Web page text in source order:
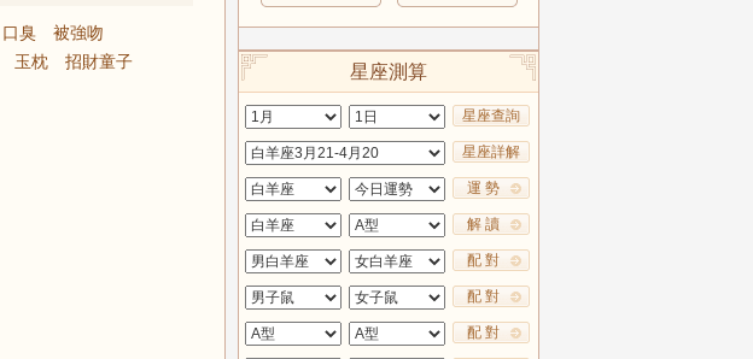
口臭
被強吻
玉枕
招財童子
星座測算
星座查詢
星座詳解
運 勢
解 讀
配 對
配 對
配 對